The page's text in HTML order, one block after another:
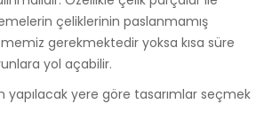
çeliklerinin paslanmamış
gerekmektedir yoksa kısa süre
yol açabilir.
yapılacak yere göre tasarımlar seçmek